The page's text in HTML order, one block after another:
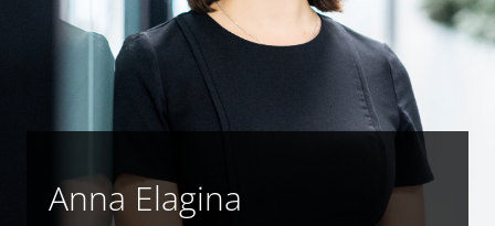
Anna Elagina